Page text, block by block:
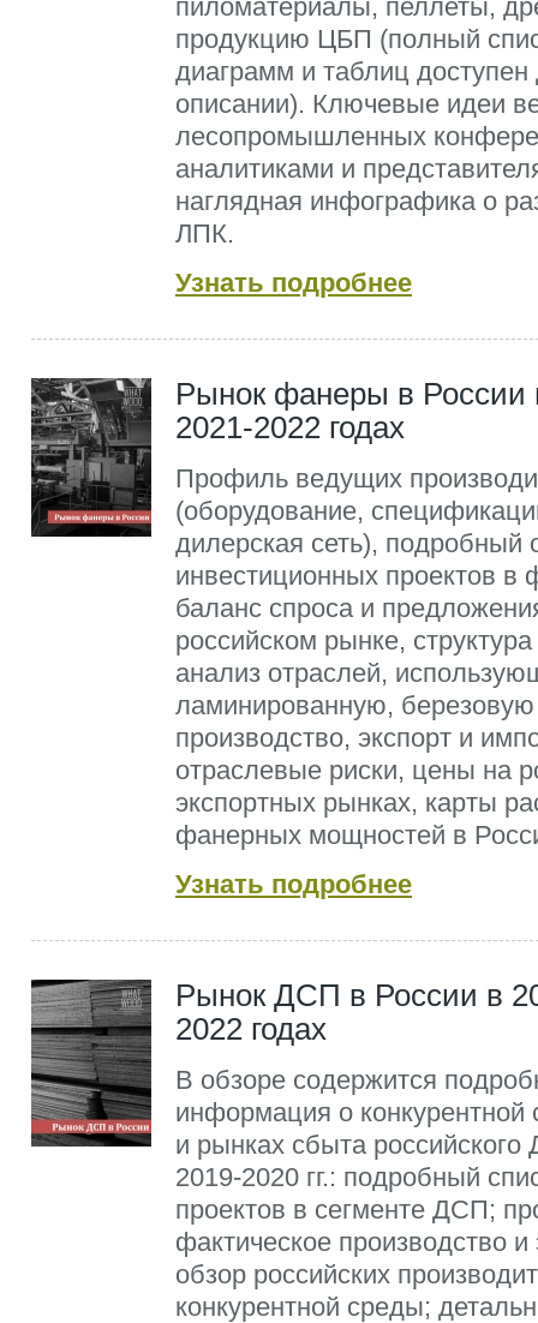
пиломатериалы, пеллеты,
продукцию ЦБП (полный
диаграмм и таблиц доступен
описании). Ключевые идеи
лесопромышленных
аналитиками и
наглядная инфографика о
ЛПК.
Узнать подробнее
Рынок фанеры в России
2021-2022 годах
Профиль ведущих
(оборудование,
дилерская сеть), подробный
инвестиционных проектов в
баланс спроса и
российском рынке,
анализ отраслей,
ламинированную,
производство, экспорт и
отраслевые риски, цены на
экспортных рынках, карты
фанерных мощностей в
Узнать подробнее
Рынок ДСП в России в
2022 годах
В обзоре содержится
информация о конкурентной
и рынках сбыта
2019-2020 гг.: подробный
проектов в сегменте ДСП;
фактическое производство и
обзор российских
конкурентной среды;